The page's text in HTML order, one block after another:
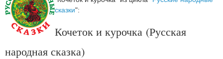
сказки":
Кочеток и курочка (Русская
народная сказка)